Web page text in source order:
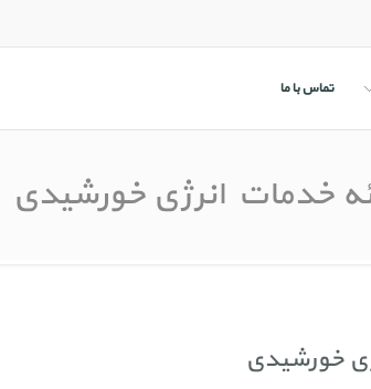
تماس با ما
خدمات انرژی خورشیدی
خورشیدی